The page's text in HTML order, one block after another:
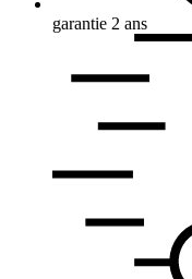
garantie 2 ans